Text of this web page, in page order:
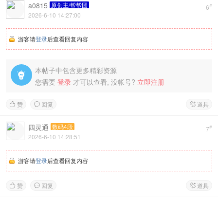
6#
a0815 原创主/帮帮团
2026-6-10 14:27:00
游客请登录后查看回复内容

本帖子中包含更多精彩资源
您需要 登录 才可以查看, 没帐号? 立即注册
 赞  回复  道具
7#
四灵通 数码4段
2026-6-10 14:28:51
游客请登录后查看回复内容
 赞  回复  道具